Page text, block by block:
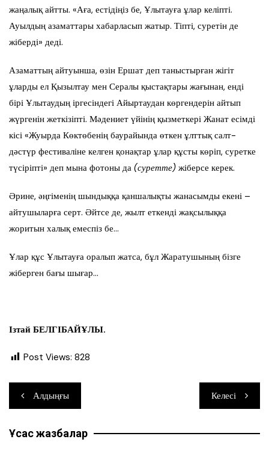
жаңалық айтты. «Аға, естідіңіз бе, Ұлытауға ұлар келіпті.
Ауылдың азаматтары хабарласып жатыр. Тіпті, суретін де
жіберді» деді.
Азаматтың айтуынша, өзін Ершат деп таныстырған жігіт
ұларды ел Қызылтау мен Сералы қыстақтары жағынан, енді
бірі Ұлытаудың іргесіндегі Айыртаудан көргендерін айтып
жүргенін жеткізіпті. Мәдениет үйінің қызметкері Жанат есімді
кісі «Жуырда Көктөбенің баурайында өткен ұлттық салт-
дәстүр фестиваліне келген қонақтар ұлар құсты көріп, суретке
түсіріпті» деп мына фотоны да (суретте) жіберсе керек.
Әрине, әңгіменің шындыққа қаншалықты жанасымды екені –
айтушыларға серт. Әйтсе де, жылт еткенді жақсылыққа
жоритын халық емеспіз бе…
Ұлар құс Ұлытауға оралып жатса, бұл Жаратушының бізге
жіберген бағы шығар…
Ізтай БЕЛГІБАЙҰЛЫ.
Post Views: 828
Навигация
по
записям
Алдыңғы Келесі
Ұқсас жазбалар